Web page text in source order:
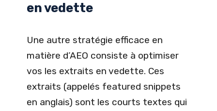
en vedette
Une autre stratégie efficace en
matière d’AEO consiste à optimiser
vos les extraits en vedette. Ces
extraits (appelés featured snippets
en anglais) sont les courts textes qui